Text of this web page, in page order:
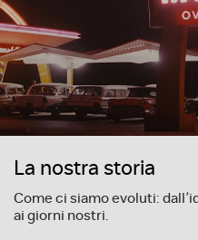
La nostra storia
Come ci siamo evoluti:
ai giorni nostri.